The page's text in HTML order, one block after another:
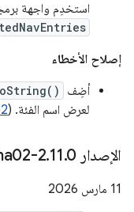
استخدِم واجهة
إصلاح الأخطاء
أضِف
لعرض اسم الفئة. (
الإصدار 2 .11.0-alpha02
‫11 مارس 2026